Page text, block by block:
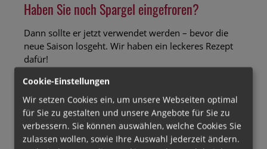
Haben Sie noch Spargel eingefroren?
Dann sollte er jetzt verwendet werden – bevor die
neue Saison losgeht. Wir haben ein leckeres Rezept
dafür!
Weiterlesen …Haben
Sie
noch
Spargel
Cookie-Einstellungen
Wir setzen Cookies ein, um unsere Webseiten optimal
für Sie zu gestalten und unsere Angebote für Sie zu
verbessern. Sie können auswählen, welche Cookies Sie
zulassen wollen, sowie Ihre Auswahl jederzeit ändern.